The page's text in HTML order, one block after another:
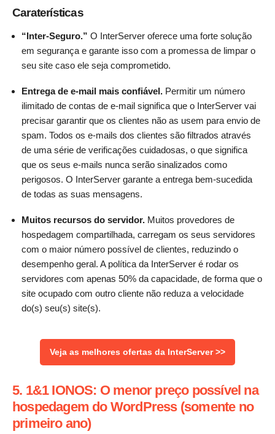
Caraterísticas
“Inter-Seguro.” O InterServer oferece uma forte solução
em segurança e garante isso com a promessa de limpar o
seu site caso ele seja comprometido.
Entrega de e-mail mais confiável. Permitir um número
ilimitado de contas de e-mail significa que o InterServer vai
precisar garantir que os clientes não as usem para envio de
spam. Todos os e-mails dos clientes são filtrados através
de uma série de verificações cuidadosas, o que significa
que os seus e-mails nunca serão sinalizados como
perigosos. O InterServer garante a entrega bem-sucedida
de todas as suas mensagens.
Muitos recursos do servidor. Muitos provedores de
hospedagem compartilhada, carregam os seus servidores
com o maior número possível de clientes, reduzindo o
desempenho geral. A política da InterServer é rodar os
servidores com apenas 50% da capacidade, de forma que o
site ocupado com outro cliente não reduza a velocidade
do(s) seu(s) site(s).
Veja as melhores ofertas da InterServer >>
5. 1&1 IONOS: O menor preço possível na
hospedagem do WordPress (somente no
primeiro ano)